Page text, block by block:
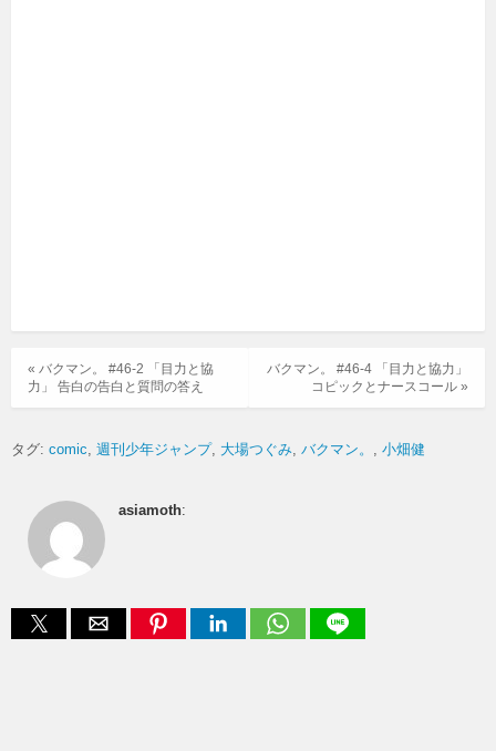
バクマン。 #46-4 「目力と協力」
コピックとナースコール »
« バクマン。 #46-2 「目力と協
力」 告白の告白と質問の答え
タグ: comic 週刊少年ジャンプ 大場つぐみ バクマン。 小畑健
asiamoth: